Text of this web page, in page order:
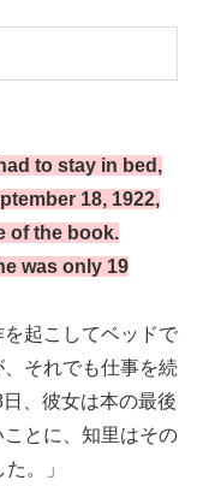
to stay in bed,
18, 1922,
of the book.
was only 19
を起こしてベッドで
それでも仕事を続
、彼女は本の最後
とに、知里はその
。」